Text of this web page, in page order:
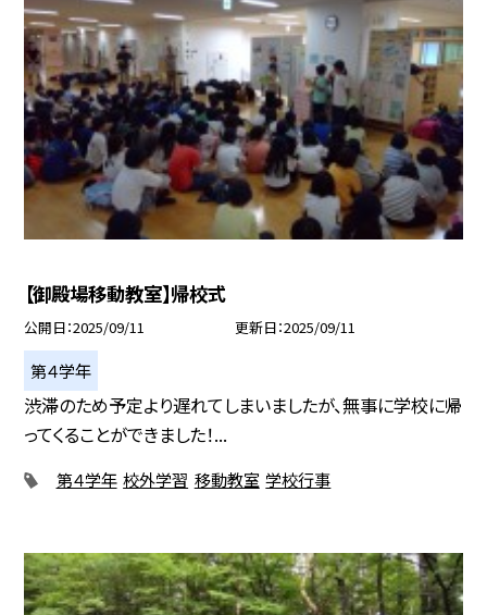
【御殿場移動教室】帰校式
公開日 2025/09/11 更新日 2025/09/11
第４学年
渋滞のため予定より遅れてしまいましたが、無事に学校に帰
ってくることができました！...
第４学年 校外学習 移動教室 学校行事